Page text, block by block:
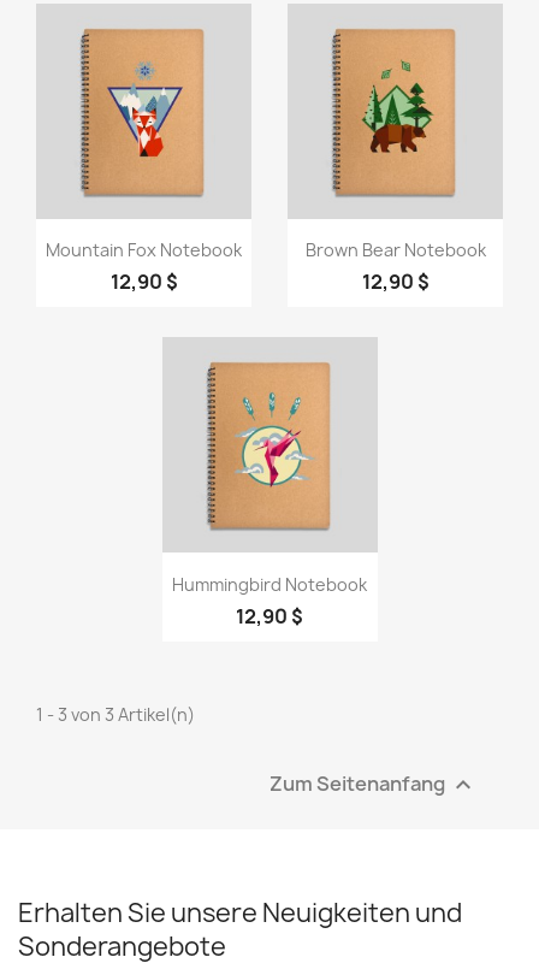
Vorschau
Mountain Fox Notebook
12,90 $
Vorschau
Brown Bear Notebook
12,90 $
Vorschau
Hummingbird Notebook
12,90 $
1 - 3 von 3 Artikel(n)
Zum Seitenanfang 
Erhalten Sie unsere Neuigkeiten und
Sonderangebote